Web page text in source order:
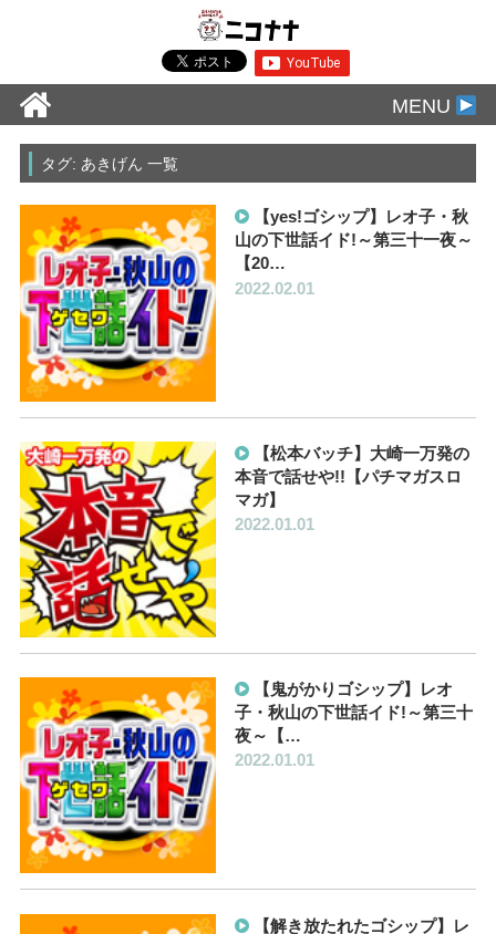
MENU
タグ: あきげん 一覧
【yes!ゴシップ】レオ子・秋
山の下世話イド!～第三十一夜～
【20…
2022.02.01
【松本バッチ】大崎一万発の
本音で話せや!!【パチマガスロ
マガ】
2022.01.01
【鬼がかりゴシップ】レオ
子・秋山の下世話イド!～第三十
夜～【…
2022.01.01
【解き放たれたゴシップ】レ